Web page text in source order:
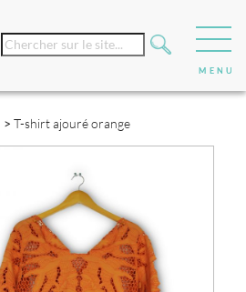
>T-shirt ajouré orange